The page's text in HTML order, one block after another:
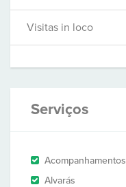
Visitas in loco
Serviços
Acompanhamentos
Alvarás